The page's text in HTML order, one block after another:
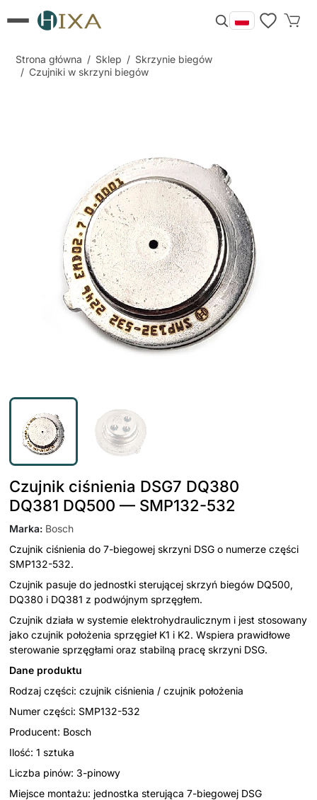
Strona główna / Sklep / Skrzynie biegów
/ Czujniki w skrzyni biegów
Czujnik ciśnienia DSG7 DQ380
DQ381 DQ500 — SMP132-532
Marka: Bosch
Czujnik ciśnienia do 7-biegowej skrzyni DSG o numerze części
SMP132-532.
Czujnik pasuje do jednostki sterującej skrzyń biegów DQ500,
DQ380 i DQ381 z podwójnym sprzęgłem.
Czujnik działa w systemie elektrohydraulicznym i jest stosowany
jako czujnik położenia sprzęgieł K1 i K2. Wspiera prawidłowe
sterowanie sprzęgłami oraz stabilną pracę skrzyni DSG.
Dane produktu
Rodzaj części: czujnik ciśnienia / czujnik położenia
Numer części: SMP132-532
Producent: Bosch
Ilość: 1 sztuka
Liczba pinów: 3-pinowy
Miejsce montażu: jednostka sterująca 7-biegowej DSG